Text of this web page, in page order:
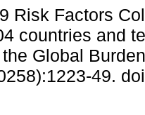
Risk Factors
countries and
Global
49.